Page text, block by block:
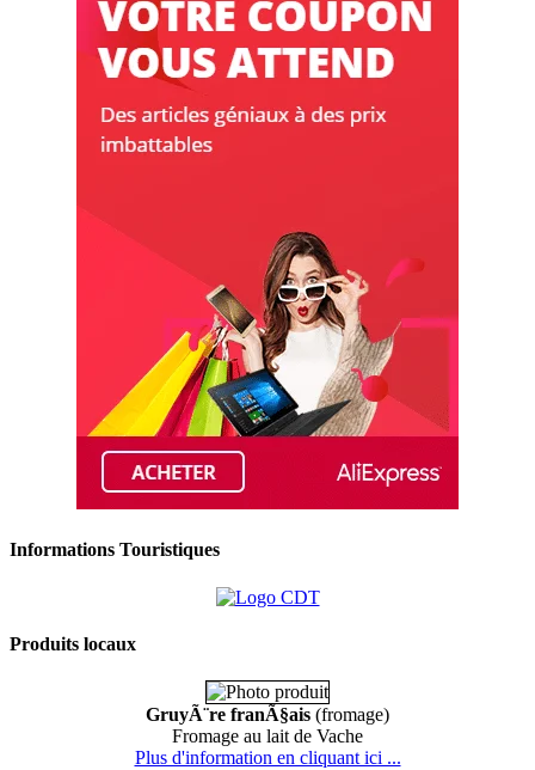
Informations Touristiques
Produits locaux
GruyÃ¨re franÃ§ais (fromage)
Fromage au lait de Vache
Plus d'information en cliquant ici ...